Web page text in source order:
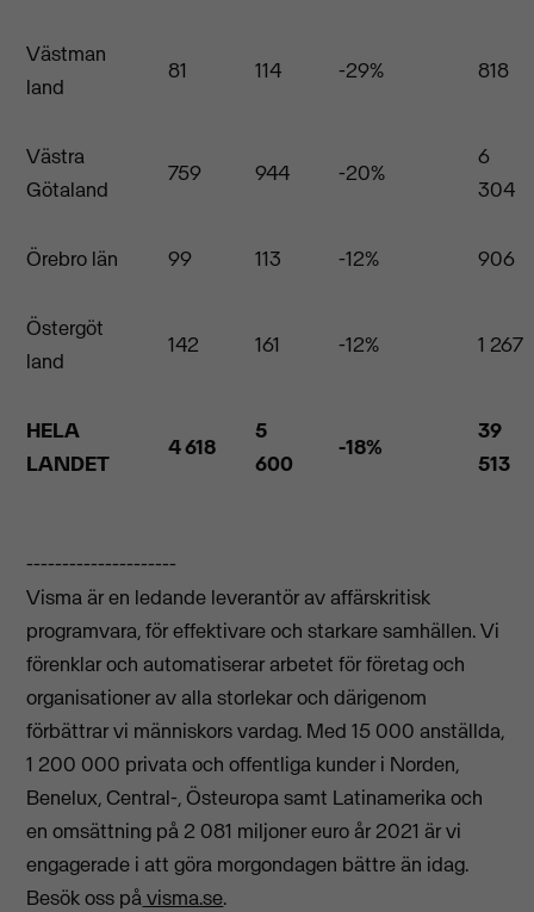
Västman
land
81 114 -29% 818
Västra
Götaland
759 944 -20%
6
304
Örebro län 99 113 -12% 906
Östergöt
land
142 161 -12% 1 267
HELA
LANDET
4 618
5
600
-18%
39
513
---------------------
Visma är en ledande leverantör av affärskritisk
programvara, för effektivare och starkare samhällen. Vi
förenklar och automatiserar arbetet för företag och
organisationer av alla storlekar och därigenom
förbättrar vi människors vardag. Med 15 000 anställda,
1 200 000 privata och offentliga kunder i Norden,
Benelux, Central-, Östeuropa samt Latinamerika och
en omsättning på 2 081 miljoner euro år 2021 är vi
engagerade i att göra morgondagen bättre än idag.
Besök oss påvisma.se.